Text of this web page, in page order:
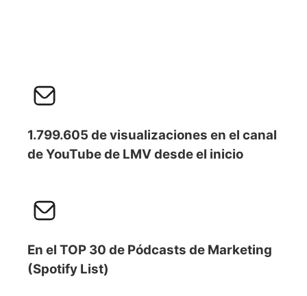
1.799.605 de visualizaciones en el canal
de YouTube de LMV desde el inicio
En el TOP 30 de Pódcasts de Marketing
(Spotify List)